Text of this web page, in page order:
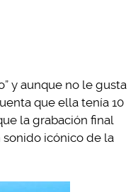
y aunque no le gusta
que ella tenía 10
la grabación final
sonido icónico de la